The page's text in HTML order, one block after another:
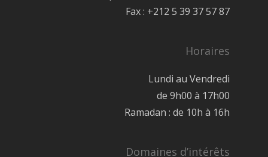
Fax : +212 5 39 37 57 87
Horaires
Lundi au Vendredi
de 9h00 à 17h00
Ramadan : de 10h à 16h
Domaines d’intérêts